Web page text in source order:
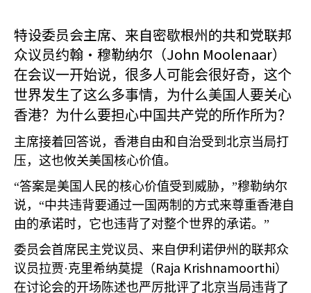
特设委员会主席、来自密歇根州的共和党联邦
众议员约翰·穆勒纳尔（John Moolenaar）
在会议一开始说，很多人可能会很好奇，这个
世界发生了这么多事情，为什么美国人要关心
香港？为什么要担心中国共产党的所作所为？
主席接着回答说，香港自由和自治受到北京当局打
压，这也攸关美国核心价值。
“答案是美国人民的核心价值受到威胁，”穆勒纳尔
说，“中共违背要通过一国两制的方式来尊重香港自
由的承诺时，它也违背了对整个世界的承诺。”
委员会首席民主党议员、来自伊利诺伊州的联邦众
议员拉贾·克里希纳莫提（ Raja Krishnamoorthi）
在讨论会的开场陈述也严厉批评了北京当局违背了